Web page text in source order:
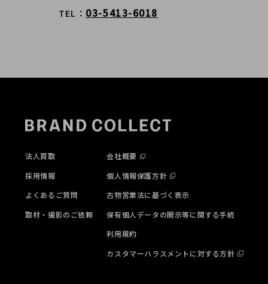
TEL 03-5413-6018
法人買取
採用情報
よくあるご質問
取材・撮影のご依頼
会社概要
個人情報保護方針
古物営業法に基づく表示
保有個人データの開示等に関する手続
利用規約
カスタマーハラスメントに対する方針